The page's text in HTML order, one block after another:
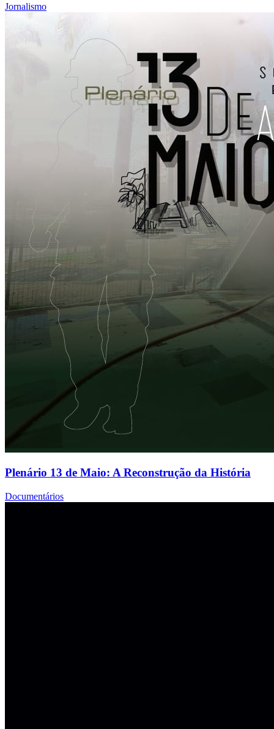
Jornalismo
Plenário 13 de Maio: A Reconstrução da História
Documentários